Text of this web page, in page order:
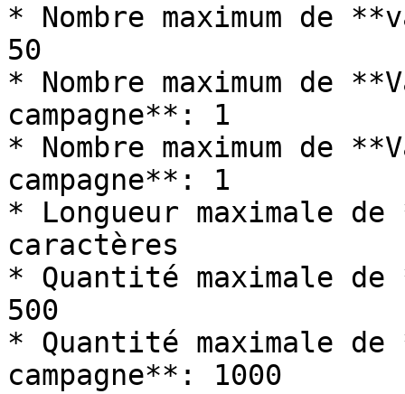
* Nombre maximum de
50
* Nombre maximum de
campagne**: 1
* Nombre maximum de
campagne**: 1
* Longueur maximale
caractères
* Quantité maximale de
500
* Quantité maximale
campagne**: 1000